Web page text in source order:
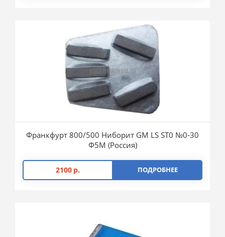
Франкфурт 800/500 Ниборит GM LS ST0 №0-30
Ф5М (Россия)
2100 р. ПОДРОБНЕЕ